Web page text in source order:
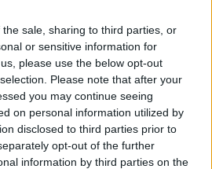
sale, sharing to third parties, or
or sensitive information for
please use the below opt-out
Please note that after your
you may continue seeing
on personal information utilized by
disclosed to third parties prior to
opt-out of the further
information by third parties on the
ότι η σeξουαλική τους
από ένα
σταδιακά μια ψυχολογική
την πράξη, νιώθοντας ότι
ανδρική τους δύναμη.